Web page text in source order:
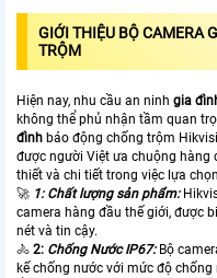
GIỚI THIỆU BỘCAMERA
TRỘM
Hiện nay, nhu cầu an ninh gia
không thể phủ nhận tầm quan
đình báo động chống trộm
được người Việt ưa chuộng hàng
thiết và chi tiết trong việc lựa
🚀 1: Chất lượng sản phẩm:
camera hàng đầu thế giới, được
nét và tin cậy.
🚴 2: Chống Nước IP67:Bộ
kế chống nước với mức độ